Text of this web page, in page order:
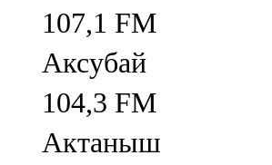
107,1 FM
Аксубай
104,3 FM
Актаныш